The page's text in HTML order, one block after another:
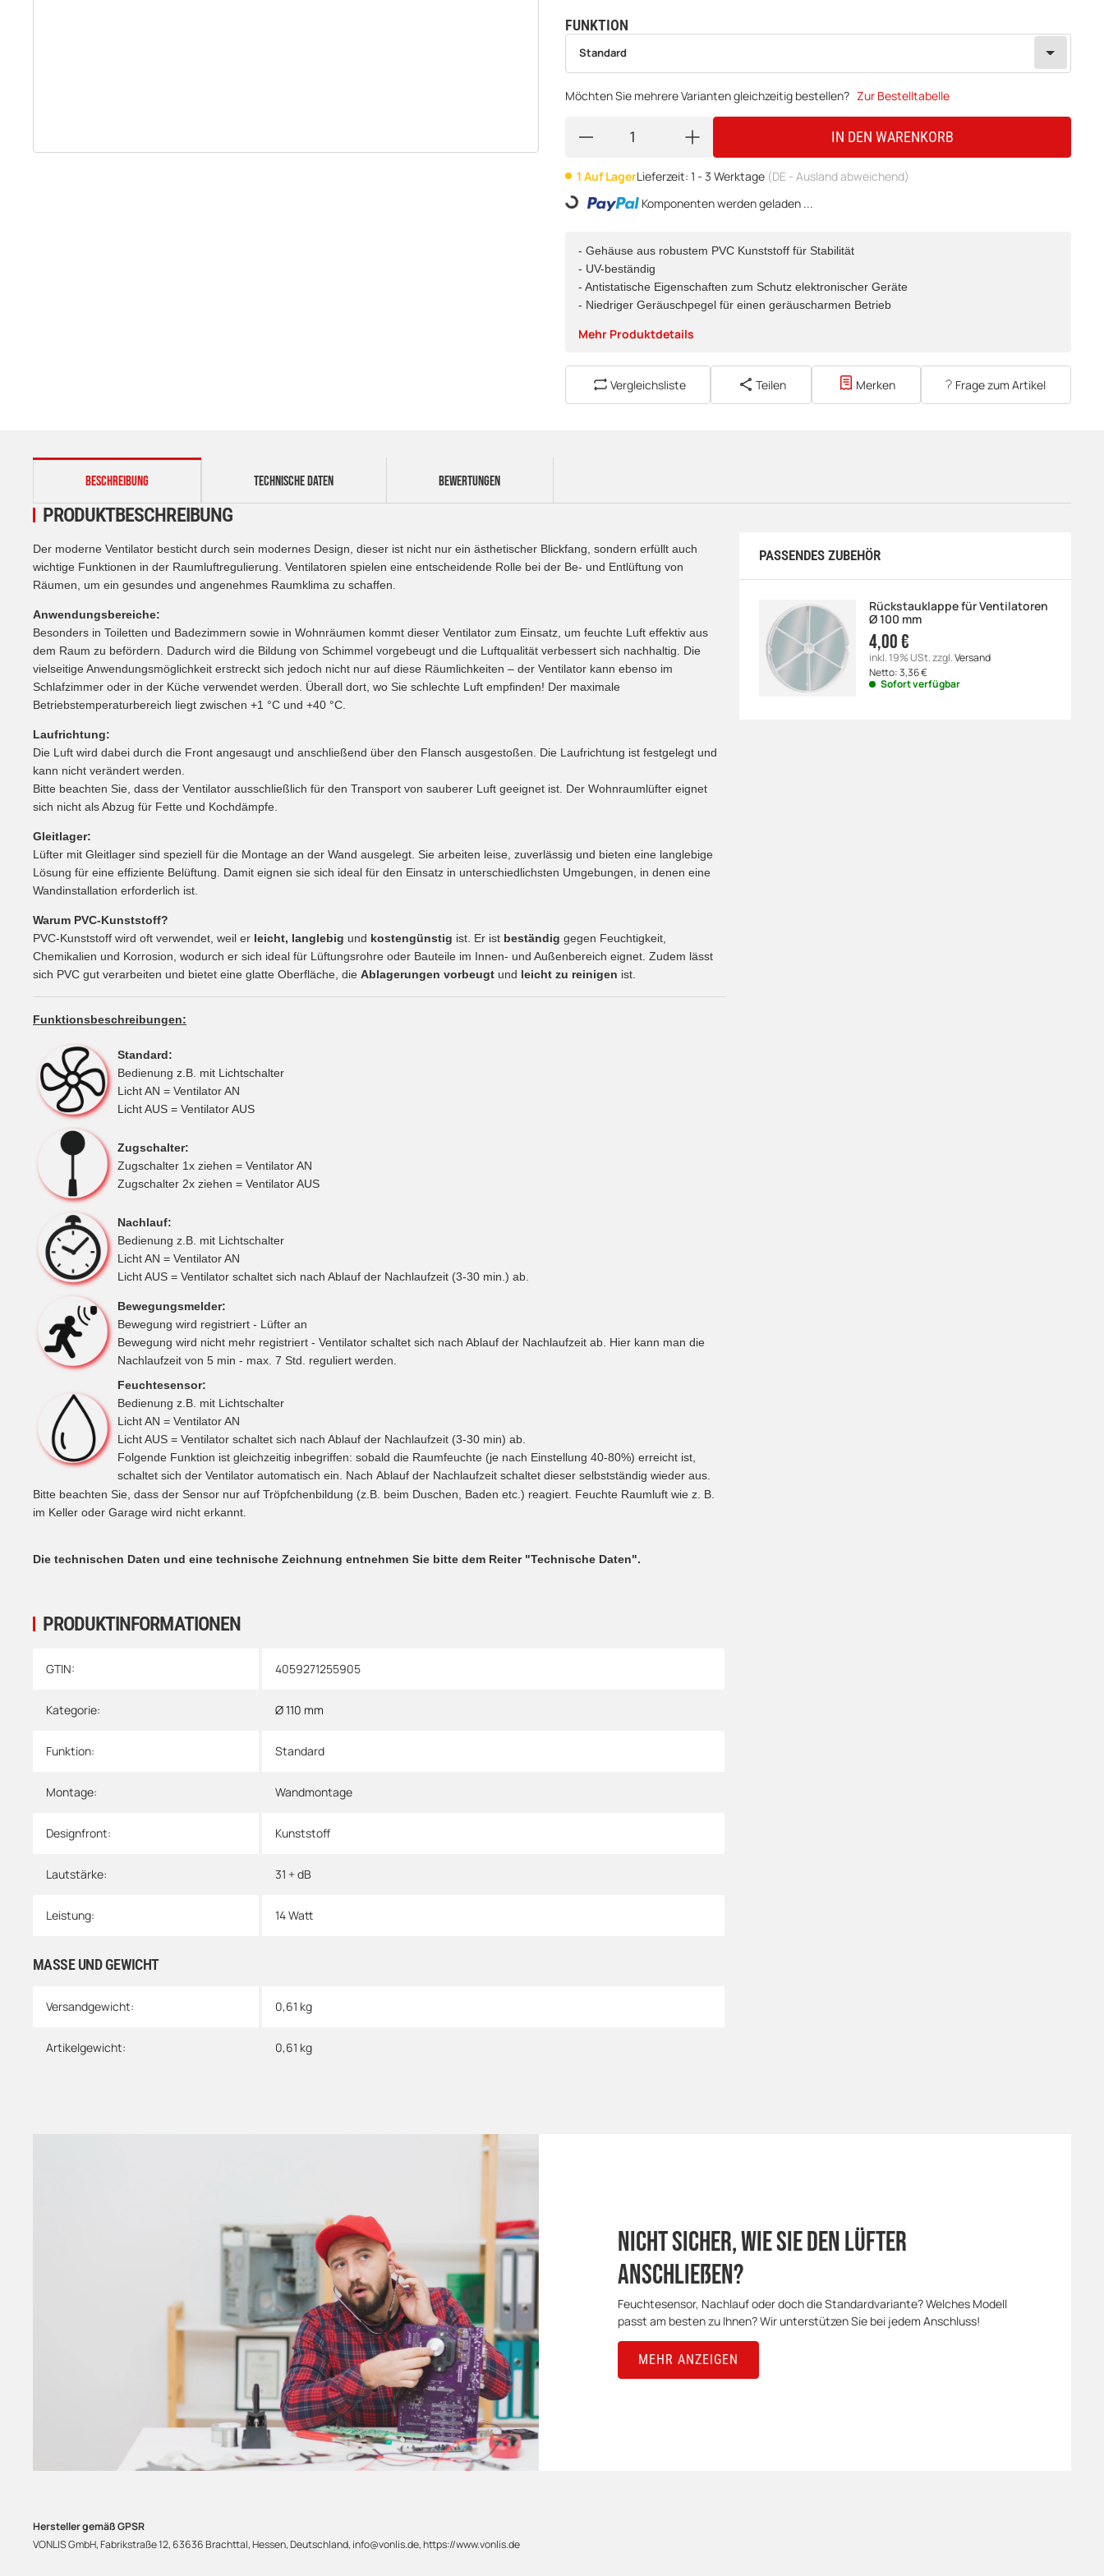
FUNKTION
wählen
Standard
Möchten Sie mehrere Varianten gleichzeitig bestellen? Zur Bestelltabelle
IN DEN WARENKORB
1 Auf LagerLieferzeit: 1 - 3 Werktage (DE - Ausland abweichend)
Loading... Komponenten werden geladen ...
- Gehäuse aus robustem PVC Kunststoff für Stabilität
- UV-beständig
- Antistatische Eigenschaften zum Schutz elektronischer Geräte
- Niedriger Geräuschpegel für einen geräuscharmen Betrieb
Mehr Produktdetails
Vergleichsliste Teilen Merken Frage zum Artikel
weitere Registerkarten anzeigen
BESCHREIBUNG TECHNISCHE DATEN BEWERTUNGEN
PRODUKTINFORMATIONEN
Produkteigenschaft
Wert
GTIN: 4059271255905
Kategorie: Ø 110 mm
Funktion: Standard
Montage: Wandmontage
Designfront: Kunststoff
Lautstärke: 31 + dB
Leistung: 14 Watt
MASSE UND GEWICHT
Versandgewicht: 0,61 kg
Artikelgewicht: 0,61 kg
PRODUKTBESCHREIBUNG
Der moderne Ventilator besticht durch sein modernes Design, dieser ist nicht nur ein ästhetischer Blickfang, sondern erfüllt auch
wichtige Funktionen in der Raumluftregulierung. Ventilatoren spielen eine entscheidende Rolle bei der Be- und Entlüftung von
Räumen, um ein gesundes und angenehmes Raumklima zu schaffen.
Anwendungsbereiche:
Besonders in Toiletten und Badezimmern sowie in Wohnräumen kommt dieser Ventilator zum Einsatz, um feuchte Luft effektiv aus
dem Raum zu befördern. Dadurch wird die Bildung von Schimmel vorgebeugt und die Luftqualität verbessert sich nachhaltig. Die
vielseitige Anwendungsmöglichkeit erstreckt sich jedoch nicht nur auf diese Räumlichkeiten – der Ventilator kann ebenso im
Schlafzimmer oder in der Küche verwendet werden. Überall dort, wo Sie schlechte Luft empfinden! Der maximale
Betriebstemperaturbereich liegt zwischen +1 °C und +40 °C.
Laufrichtung:
Die Luft wird dabei durch die Front angesaugt und anschließend über den Flansch ausgestoßen. Die Laufrichtung ist festgelegt und
kann nicht verändert werden.
Bitte beachten Sie, dass der Ventilator ausschließlich für den Transport von sauberer Luft geeignet ist. Der Wohnraumlüfter eignet
sich nicht als Abzug für Fette und Kochdämpfe.
Gleitlager:
Lüfter mit Gleitlager sind speziell für die Montage an der Wand ausgelegt. Sie arbeiten leise, zuverlässig und bieten eine langlebige
Lösung für eine effiziente Belüftung. Damit eignen sie sich ideal für den Einsatz in unterschiedlichsten Umgebungen, in denen eine
Wandinstallation erforderlich ist.
Warum PVC-Kunststoff?
PVC-Kunststoff wird oft verwendet, weil er leicht, langlebig und kostengünstig ist. Er ist beständig gegen Feuchtigkeit,
Chemikalien und Korrosion, wodurch er sich ideal für Lüftungsrohre oder Bauteile im Innen- und Außenbereich eignet. Zudem lässt
sich PVC gut verarbeiten und bietet eine glatte Oberfläche, die Ablagerungen vorbeugt und leicht zu reinigen ist.
Funktionsbeschreibungen:
Standard:
Bedienung z.B. mit Lichtschalter
Licht AN = Ventilator AN
Licht AUS = Ventilator AUS
Zugschalter:
Zugschalter 1x ziehen = Ventilator AN
Zugschalter 2x ziehen = Ventilator AUS
Nachlauf:
Bedienung z.B. mit Lichtschalter
Licht AN = Ventilator AN
Licht AUS = Ventilator schaltet sich nach Ablauf der Nachlaufzeit (3-30 min.) ab.
Bewegungsmelder:
Bewegung wird registriert - Lüfter an
Bewegung wird nicht mehr registriert - Ventilator schaltet sich nach Ablauf der Nachlaufzeit ab. Hier kann man die
Nachlaufzeit von 5 min - max. 7 Std. reguliert werden.
Feuchtesensor:
Bedienung z.B. mit Lichtschalter
Licht AN = Ventilator AN
Licht AUS = Ventilator schaltet sich nach Ablauf der Nachlaufzeit (3-30 min) ab.
Folgende Funktion ist gleichzeitig inbegriffen: sobald die Raumfeuchte (je nach Einstellung 40-80%) erreicht ist,
schaltet sich der Ventilator automatisch ein. Nach Ablauf der Nachlaufzeit schaltet dieser selbstständig wieder aus.
Bitte beachten Sie, dass der Sensor nur auf Tröpfchenbildung (z.B. beim Duschen, Baden etc.) reagiert. Feuchte Raumluft wie z. B.
im Keller oder Garage wird nicht erkannt.
Die technischen Daten und eine technische Zeichnung entnehmen Sie bitte dem Reiter "Technische Daten".
PASSENDES ZUBEHÖR
Rückstauklappe für Ventilatoren
Ø 100 mm
4,00 €
inkl. 19% USt.zzgl.Versand
Netto:3,36€
Sofort verfügbar
Nicht sicher, wie Sie den Lüfter
anschließen?
Feuchtesensor, Nachlauf oder doch die Standardvariante? Welches Modell
passt am besten zu Ihnen? Wir unterstützen Sie bei jedem Anschluss!
MEHR ANZEIGEN
Hersteller gemäß GPSR
VONLIS GmbH, Fabrikstraße 12, 63636 Brachttal, Hessen, Deutschland, info@vonlis.de, https://www.vonlis.de